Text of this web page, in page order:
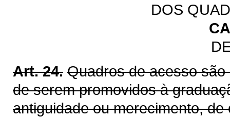
DOS
Art. 24. Quadros de acesso
de serem promovidos à
antiguidade ou merecimento,